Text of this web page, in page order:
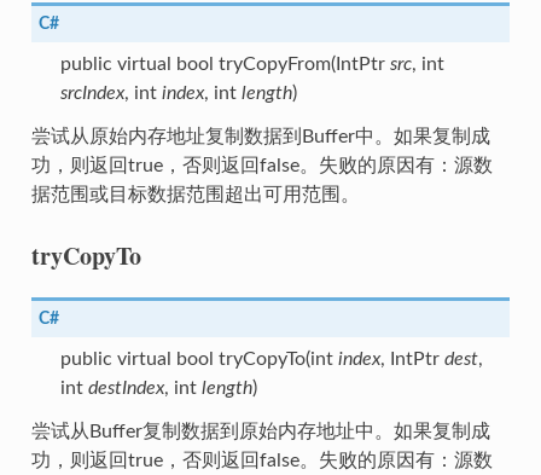
C#
public virtual bool tryCopyFrom(IntPtr src, int
srcIndex, int index, int length)
尝试从原始内存地址复制数据到Buffer中。如果复制成
功，则返回true，否则返回false。失败的原因有：源数
据范围或目标数据范围超出可用范围。
tryCopyTo
C#
public virtual bool tryCopyTo(int index, IntPtr dest,
int destIndex, int length)
尝试从Buffer复制数据到原始内存地址中。如果复制成
功，则返回true，否则返回false。失败的原因有：源数